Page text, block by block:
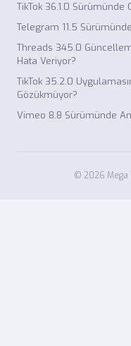
TikTok 36.1.0 Sürümünde
Telegram 11.5
Threads 345.0
Hata Veriyor?
TikTok 35.2.0
Gözükmüyor?
Vimeo 8.8 Sürümünde
© 2026 Mega